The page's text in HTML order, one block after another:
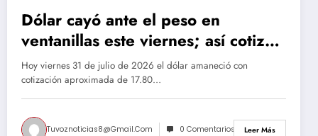
Dólar cayó ante el peso en
ventanillas este viernes; así cotizó
hoy
Hoy viernes 31 de julio de 2026 el dólar amaneció con
cotización aproximada de 17.80…
Tuvoznoticias8@gmail.com 0 Comentarios Leer Más